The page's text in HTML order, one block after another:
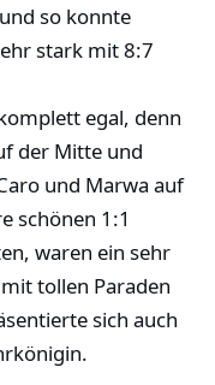
so konnte
stark mit 8:7
egal, denn
der Mitte und
und Marwa auf
schönen 1:1
waren ein sehr
tollen Paraden
sich auch